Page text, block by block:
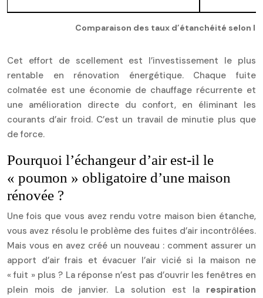
Comparaison des taux d’étanchéité selon
Cet effort de scellement est l’investissement le plus
rentable en rénovation énergétique. Chaque fuite
colmatée est une économie de chauffage récurrente et
une amélioration directe du confort, en éliminant les
courants d’air froid. C’est un travail de minutie plus que
de force.
Pourquoi l’échangeur d’air est-il le
« poumon » obligatoire d’une maison
rénovée ?
Une fois que vous avez rendu votre maison bien étanche,
vous avez résolu le problème des fuites d’air incontrôlées.
Mais vous en avez créé un nouveau : comment assurer un
apport d’air frais et évacuer l’air vicié si la maison ne
« fuit » plus ? La réponse n’est pas d’ouvrir les fenêtres en
plein mois de janvier. La solution est la respiration